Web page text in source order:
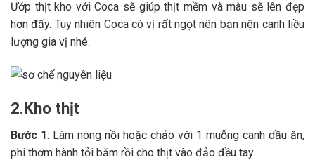
Ướp thịt kho với Coca sẽ giúp thịt mềm và màu sẽ lên đẹp
hơn đấy. Tuy nhiên Coca có vị rất ngọt nên bạn nên canh liều
lượng gia vị nhé.
2.Kho thịt
Bước 1: Làm nóng nồi hoặc chảo với 1 muỗng canh dầu ăn,
phi thơm hành tỏi băm rồi cho thịt vào đảo đều tay.